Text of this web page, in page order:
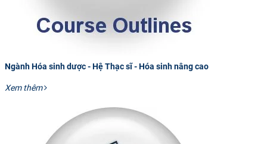
Ngành Hóa sinh dược - Hệ Thạc sĩ - Hóa sinh nâng cao
Xem thêm